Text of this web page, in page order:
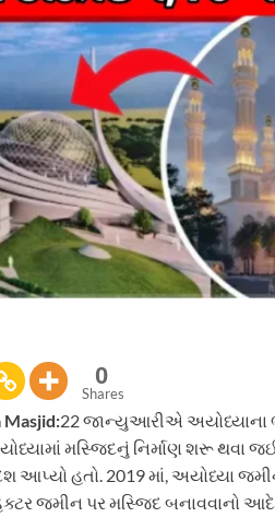
0
Shares
Masjid:22 જાન્યુઆરીએ અયોધ્યાના
મસ્જિદનું નિર્માણ શરૂ થવા
આપ્યો હતો. 2019 માં, અયોધ્યા જમીન
જમીન પર મસ્જિદ બનાવવાનો